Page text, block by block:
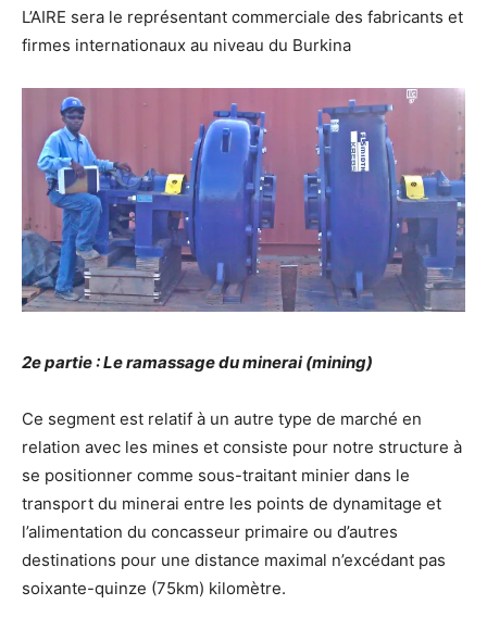
L’AIRE sera le représentant commerciale des fabricants et
firmes internationaux au niveau du Burkina
2e partie : Le ramassage du minerai (mining)
Ce segment est relatif à un autre type de marché en
relation avec les mines et consiste pour notre structure à
se positionner comme sous-traitant minier dans le
transport du minerai entre les points de dynamitage et
l’alimentation du concasseur primaire ou d’autres
destinations pour une distance maximal n’excédant pas
soixante-quinze (75km) kilomètre.